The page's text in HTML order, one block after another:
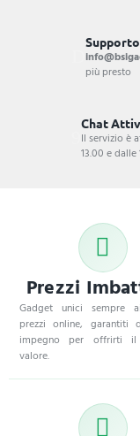
più presto
Chat
Il servizio è
13.00 e dalle
Prezzi
Gadget unici sempre
prezzi online, garantiti
impegno per offrirti il
valore.